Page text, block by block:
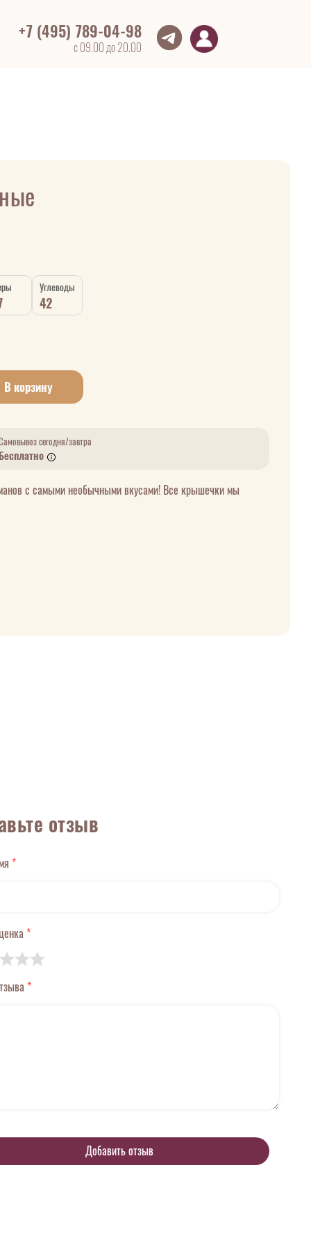
+7 (495) 789-04-98
с 09.00 до 20.00
Углеводы
42
В корзину
сегодня/завтра
с самыми необычными вкусами! Все крышечки мы
отзыв
*
*
*